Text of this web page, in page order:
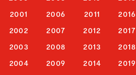
2001
2002
2003
2004
2006
2007
2008
2009
2011
2012
2013
2014
2016
2017
2018
2019